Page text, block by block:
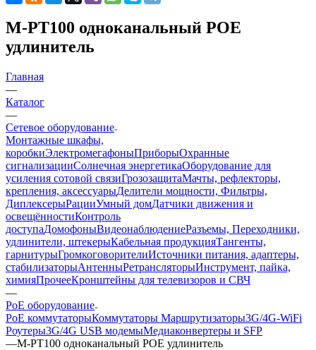
M-PT100 одноканальный POE
удлинитель
Главная
—
Каталог
—
Сетевое оборудование
Монтажные шкафы,
коробкиЭлектромегафоныПриборыОхранные
сигнализацииСолнечная энергетикаОборудование для
усиления сотовой связиГрозозащитаМачты, рефлекторы,
крепления, аксессуарыДелители мощности, Фильтры,
ДиплексерыРацииУмный домДатчики движения и
освещённостиКонтроль
доступаДомофоныВидеонаблюдениеРазъемы, Переходники,
удлинители, штекерыКабельная продукцияТангенты,
гарнитурыГромкоговорителиИсточники питания, адаптеры,
стабилизаторыАнтенныРетрансляторыИнструмент, пайка,
химияПрочееКронштейны для телевизоров и СВЧ
—
PoE оборудование
PoE коммутаторыКоммутаторы Маршрутизаторы3G/4G-WiFi
Роутеры3G/4G USB модемыМедиаконвертеры и SFP
—M-PT100 одноканальный POE удлинитель